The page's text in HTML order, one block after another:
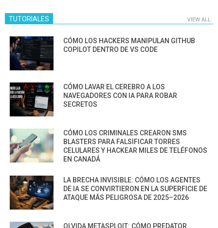
TUTORIALES VIEW ALL
CÓMO LOS HACKERS MANIPULAN GITHUB
COPILOT DENTRO DE VS CODE
CÓMO LAVAR EL CEREBRO A LOS
NAVEGADORES CON IA PARA ROBAR
SECRETOS
CÓMO LOS CRIMINALES CREARON SMS
BLASTERS PARA FALSIFICAR TORRES
CELULARES Y HACKEAR MILES DE TELÉFONOS
EN CANADÁ
LA BRECHA INVISIBLE: CÓMO LOS AGENTES
DE IA SE CONVIRTIERON EN LA SUPERFICIE DE
ATAQUE MÁS PELIGROSA DE 2025–2026
OLVIDA METASPLOIT: CÓMO PREDATOR